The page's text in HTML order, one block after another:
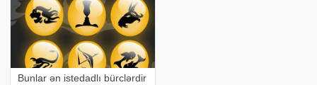
Bunlar ən istedadlı bürclərdir